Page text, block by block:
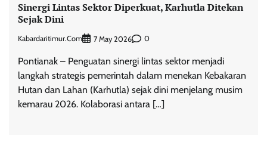
Sinergi Lintas Sektor Diperkuat, Karhutla Ditekan
Sejak Dini
Kabardaritimur.com 7 May 2026 0
Pontianak – Penguatan sinergi lintas sektor menjadi
langkah strategis pemerintah dalam menekan Kebakaran
Hutan dan Lahan (Karhutla) sejak dini menjelang musim
kemarau 2026. Kolaborasi antara […]